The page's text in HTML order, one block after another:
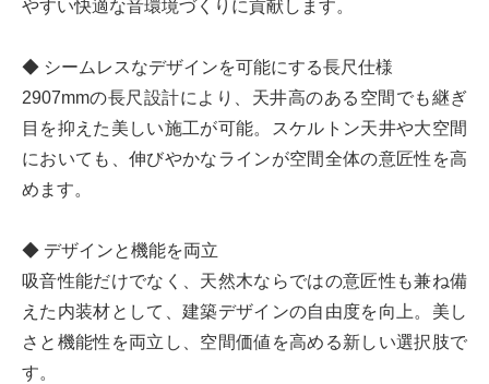
やすい快適な音環境づくりに貢献します。
◆ シームレスなデザインを可能にする長尺仕様
2907mmの長尺設計により、天井高のある空間でも継ぎ
目を抑えた美しい施工が可能。スケルトン天井や大空間
においても、伸びやかなラインが空間全体の意匠性を高
めます。
◆ デザインと機能を両立
吸音性能だけでなく、天然木ならではの意匠性も兼ね備
えた内装材として、建築デザインの自由度を向上。美し
さと機能性を両立し、空間価値を高める新しい選択肢で
す。